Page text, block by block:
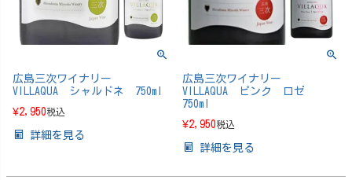
広島三次ワイナリー
VILLAQUA シャルドネ 750ml
¥2,950税込
詳細を見る
広島三次ワイナリー
VILLAQUA ピンク ロゼ
750ml
¥2,950税込
詳細を見る